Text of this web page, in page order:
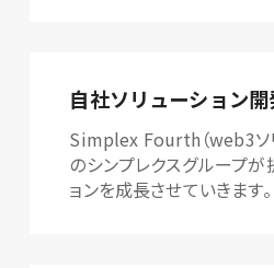
自社ソリューション開
Simplex Fourth（web3ソ
のシンプレクスグループが
ョンを成長させていきます。